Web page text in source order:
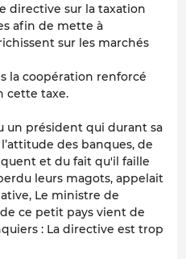
directive sur la taxation
afin de mette à
sur les marchés
la coopération renforcé
cette taxe.
un président qui durant sa
des banques, de
et du fait qu'il faille
leurs magots, appelait
Le ministre de
ce petit pays vient de
: La directive est trop